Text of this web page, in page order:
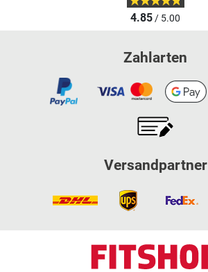
4.85/ 5.00
Zahlarten
Versandpartner